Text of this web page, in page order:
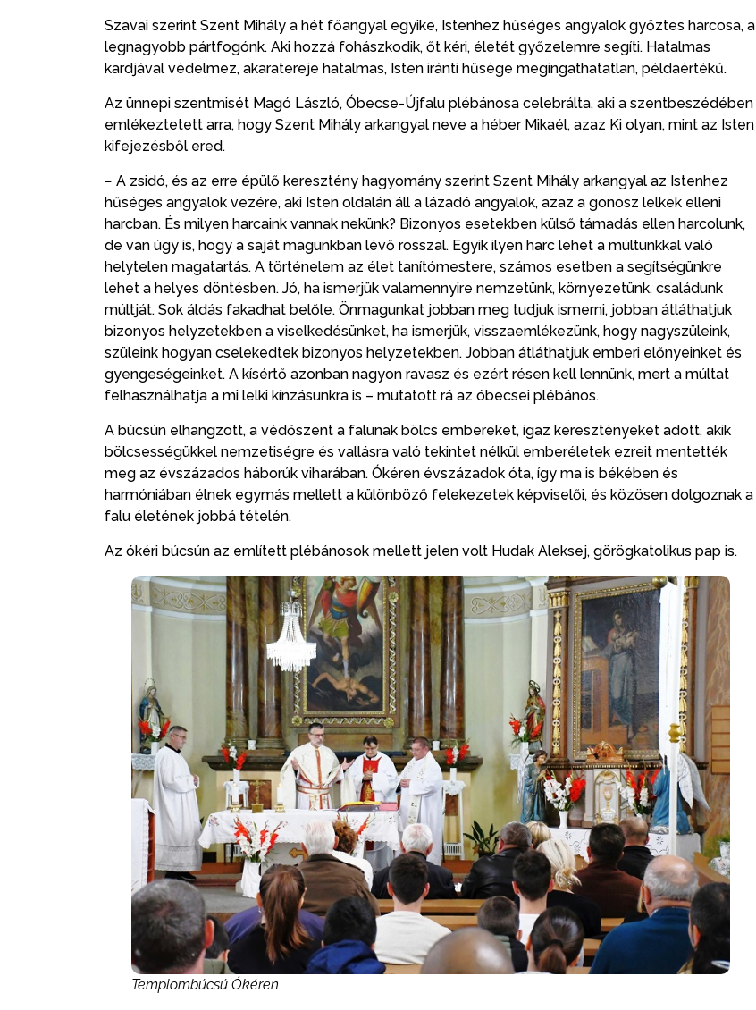
Szavai szerint Szent Mihály a hét főangyal egyike, Istenhez hűséges angyalok győztes harcosa, a
legnagyobb pártfogónk. Aki hozzá fohászkodik, őt kéri, életét győzelemre segíti. Hatalmas
kardjával védelmez, akaratereje hatalmas, Isten iránti hűsége megingathatatlan, példaértékű.
Az ünnepi szentmisét Magó László, Óbecse-Újfalu plébánosa celebrálta, aki a szentbeszédében
emlékeztetett arra, hogy Szent Mihály arkangyal neve a héber Mikaél, azaz Ki olyan, mint az Isten
kifejezésből ered.
− A zsidó, és az erre épülő keresztény hagyomány szerint Szent Mihály arkangyal az Istenhez
hűséges angyalok vezére, aki Isten oldalán áll a lázadó angyalok, azaz a gonosz lelkek elleni
harcban. És milyen harcaink vannak nekünk? Bizonyos esetekben külső támadás ellen harcolunk,
de van úgy is, hogy a saját magunkban lévő rosszal. Egyik ilyen harc lehet a múltunkkal való
helytelen magatartás. A történelem az élet tanítómestere, számos esetben a segítségünkre
lehet a helyes döntésben. Jó, ha ismerjük valamennyire nemzetünk, környezetünk, családunk
múltját. Sok áldás fakadhat belőle. Önmagunkat jobban meg tudjuk ismerni, jobban átláthatjuk
bizonyos helyzetekben a viselkedésünket, ha ismerjük, visszaemlékezünk, hogy nagyszüleink,
szüleink hogyan cselekedtek bizonyos helyzetekben. Jobban átláthatjuk emberi előnyeinket és
gyengeségeinket. A kísértő azonban nagyon ravasz és ezért résen kell lennünk, mert a múltat
felhasználhatja a mi lelki kínzásunkra is – mutatott rá az óbecsei plébános.
A búcsún elhangzott, a védőszent a falunak bölcs embereket, igaz keresztényeket adott, akik
bölcsességükkel nemzetiségre és vallásra való tekintet nélkül emberéletek ezreit mentették
meg az évszázados háborúk viharában. Ókéren évszázadok óta, így ma is békében és
harmóniában élnek egymás mellett a különböző felekezetek képviselői, és közösen dolgoznak a
falu életének jobbá tételén.
Az ókéri búcsún az említett plébánosok mellett jelen volt Hudak Aleksej, görögkatolikus pap is.
Templombúcsú Ókéren